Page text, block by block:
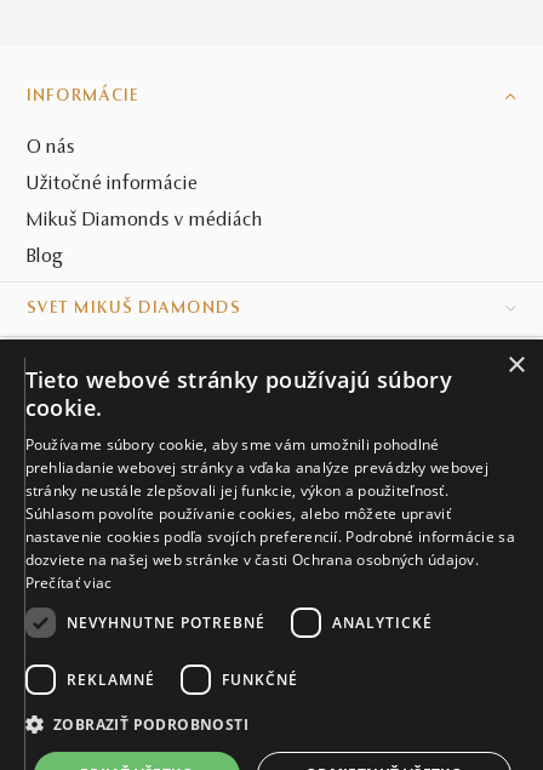
INFORMÁCIE
O nás
Užitočné informácie
Mikuš Diamonds v médiách
Blog
SVET MIKUŠ DIAMONDS
KONTAKT
Naše klenotníctva
Sídlo spoločnosti
© MIKUŠ DIAMONDS, A.S. 2026. VŠETKY PRÁVA VYHRADENÉ.
×
Tieto webové stránky používajú súbory
cookie.
Používame súbory cookie, aby sme vám umožnili pohodlné
prehliadanie webovej stránky a vďaka analýze prevádzky webovej
stránky neustále zlepšovali jej funkcie, výkon a použiteľnosť.
Súhlasom povolíte používanie cookies, alebo môžete upraviť
nastavenie cookies podľa svojích preferencií. Podrobné informácie sa
dozviete na našej web stránke v časti Ochrana osobných údajov.
Prečítať viac
NEVYHNUTNE POTREBNÉ
ANALYTICKÉ
REKLAMNÉ FUNKČNÉ
ZOBRAZIŤ PODROBNOSTI